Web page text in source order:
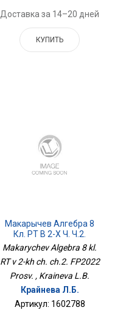
Доставка за 14–20 дней
КУПИТЬ
Макарычев Алгебра 8
Кл. РТ В 2-Х Ч. Ч.2.
ФП2022 Просв.
Makarychev Algebra 8 kl.
RT v 2-kh ch. ch.2. FP2022
Prosv. , Kraineva L.B.
Крайнева Л.Б.
Артикул: 1602788